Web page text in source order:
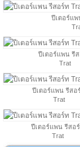
ปีเตอร์แ
ปีเตอร์แพน รี
Trat
ปีเตอร์แพน รีสอ
Trat
ปีเตอร์แพน รีสอ
Trat